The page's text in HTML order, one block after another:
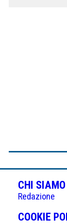
CHI SIAMO
Redazione
COOKIE